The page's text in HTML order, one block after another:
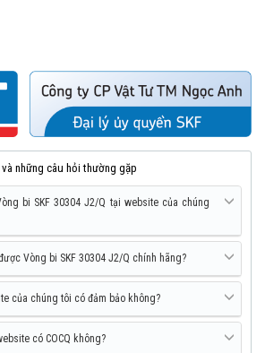
những câu hỏi thường gặp
bi SKF 30304 J2/Q tại website của chúng
Vòng bi SKF 30304 J2/Q chính hãng?
của chúng tôi có đảm bảo không?
có COCQ không?